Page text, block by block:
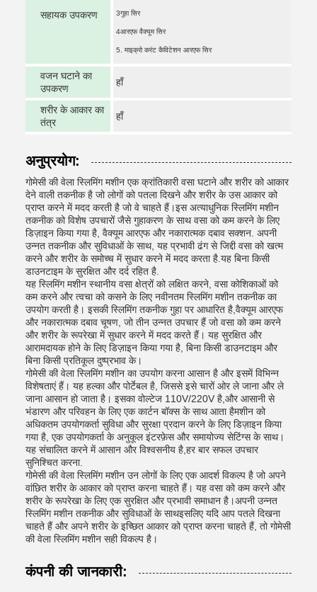
सहायक उपकरण 3गुहा सिर
4आरएफ वैक्यूम सिर
5. माइक्रो करंट कैविटेशन आरएफ सिर
वजन घटाने का
उपकरण
हाँ
शरीर के आकार का
तंत्र
हाँ
अनुप्रयोग:
गोमेसी की वेला स्लिमिंग मशीन एक क्रांतिकारी वसा घटाने और शरीर को आकार
देने वाली तकनीक है जो लोगों को पतला दिखने और शरीर के उस आकार को
प्राप्त करने में मदद करती है जो वे चाहते हैं।इस अत्याधुनिक स्लिमिंग मशीन
तकनीक को विशेष उपचारों जैसे गुहाकरण के साथ वसा को कम करने के लिए
डिज़ाइन किया गया है, वैक्यूम आरएफ और नकारात्मक दबाव सक्शन. अपनी
उन्नत तकनीक और सुविधाओं के साथ, यह प्रभावी ढंग से जिद्दी वसा को खत्म
करने और शरीर के समोच्च में सुधार करने में मदद करता है.यह बिना किसी
डाउनटाइम के सुरक्षित और दर्द रहित है.
यह स्लिमिंग मशीन स्थानीय वसा क्षेत्रों को लक्षित करने, वसा कोशिकाओं को
कम करने और त्वचा को कसने के लिए नवीनतम स्लिमिंग मशीन तकनीक का
उपयोग करती है। इसकी स्लिमिंग तकनीक गुहा पर आधारित है,वैक्यूम आरएफ
और नकारात्मक दबाव चूषण, जो तीन उन्नत उपचार हैं जो वसा को कम करने
और शरीर के रूपरेखा में सुधार करने में मदद करते हैं। यह सुरक्षित और
आरामदायक होने के लिए डिज़ाइन किया गया है, बिना किसी डाउनटाइम और
बिना किसी प्रतिकूल दुष्प्रभाव के।
गोमेसी की वेला स्लिमिंग मशीन का उपयोग करना आसान है और इसमें विभिन्न
विशेषताएं हैं। यह हल्का और पोर्टेबल है, जिससे इसे चारों ओर ले जाना और ले
जाना आसान हो जाता है। इसका वोल्टेज 110V/220V है,और आसानी से
भंडारण और परिवहन के लिए एक कार्टन बॉक्स के साथ आता हैमशीन को
अधिकतम उपयोगकर्ता सुविधा और सुरक्षा प्रदान करने के लिए डिज़ाइन किया
गया है, एक उपयोगकर्ता के अनुकूल इंटरफ़ेस और समायोज्य सेटिंग्स के साथ।
यह संचालित करने में आसान और विश्वसनीय है,हर बार सफल उपचार
सुनिश्चित करना.
गोमेसी की वेला स्लिमिंग मशीन उन लोगों के लिए एक आदर्श विकल्प है जो अपने
वांछित शरीर के आकार को प्राप्त करना चाहते हैं। यह वसा को कम करने और
शरीर के रूपरेखा के लिए एक सुरक्षित और प्रभावी समाधान है।अपनी उन्नत
स्लिमिंग मशीन तकनीक और सुविधाओं के साथइसलिए यदि आप पतले दिखना
चाहते हैं और अपने शरीर के इच्छित आकार को प्राप्त करना चाहते हैं, तो गोमेसी
की वेला स्लिमिंग मशीन सही विकल्प है।
कंपनी की जानकारी: